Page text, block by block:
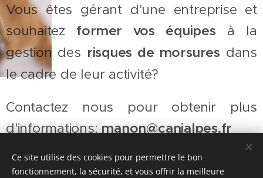
Vous êtes gérant d'une entreprise et
souhaitez former vos équipes à la
gestion des risques de morsures dans
le cadre de leur activité?
Contactez nous pour obtenir plus
d'informations:manon@canialpes.fr
Ce site utilise des cookies pour permettre le bon
fonctionnement, la sécurité, et vous offrir la meilleure